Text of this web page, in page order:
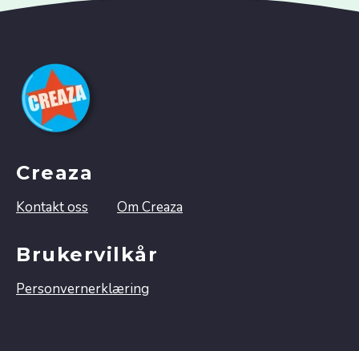
Creaza
Kontakt oss Om Creaza
Brukervilkår
Personvernerklæring